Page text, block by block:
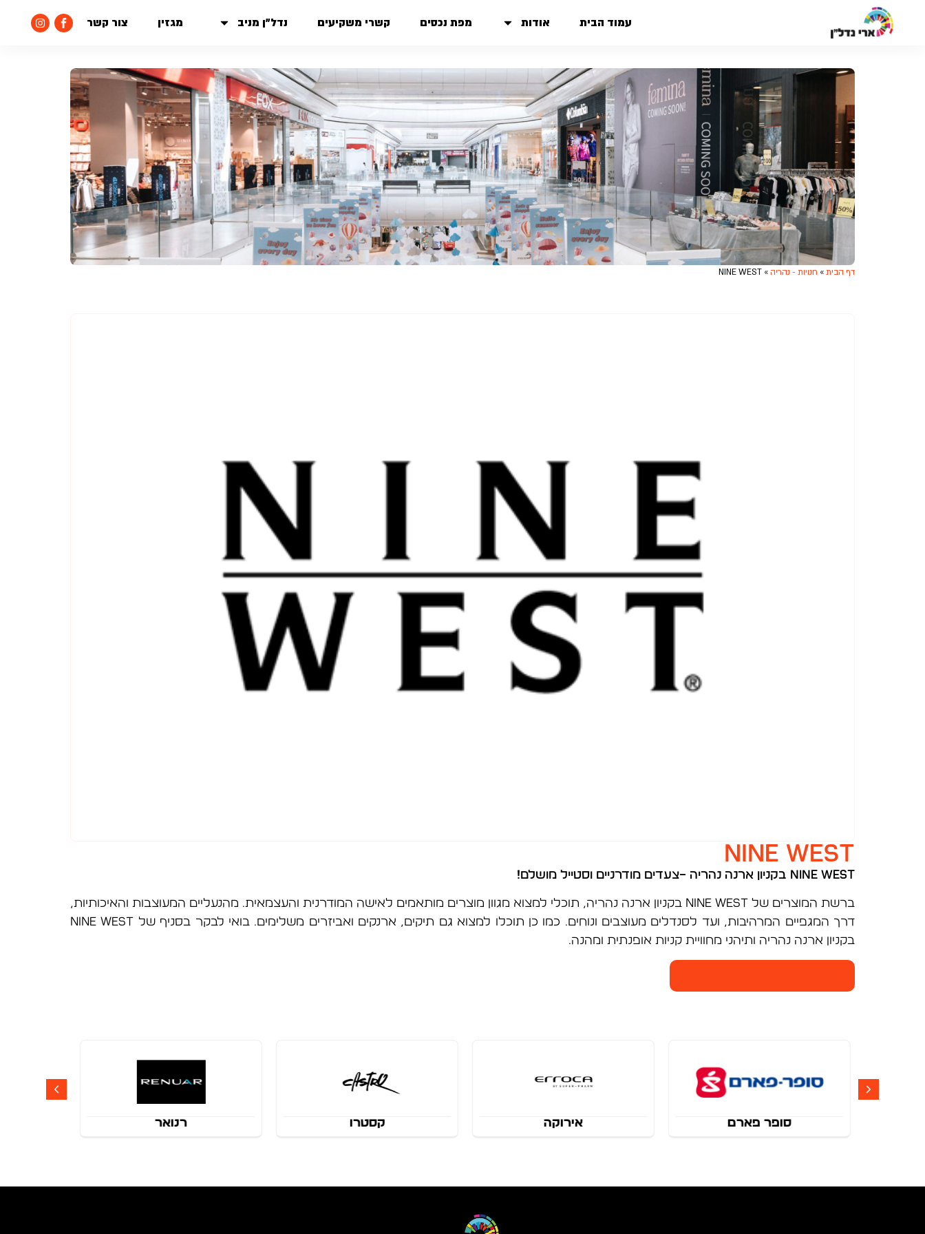
עמוד הבית אודות מפת נכסים קשרי משקיעים נדל״ן מניב מגזין צור קשר
דף הבית» חנויות - נהריה»
NINE WEST
NINE WEST
NINE WEST בקניון ארנה נהריה –צעדים מודרניים וסטייל מושלם!
ברשת המוצרים של NINE WEST בקניון ארנה נהריה, תוכלי למצוא מגוון מוצרים מותאמים לאישה המודרנית והעצמאית. מהנעליים המעוצבות והאיכותיות,
דרך המגפיים המרהיבות, ועד לסנדלים מעוצבים ונוחים. כמו כן תוכלו למצוא גם תיקים, ארנקים ואביזרים משלימים. בואי לבקר בסניף של NINE WEST
בקניון ארנה נהריה ותיהני מחוויית קניות אופנתית ומהנה.